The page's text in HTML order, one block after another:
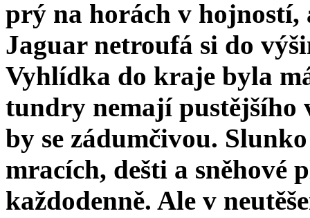
prý na horách v hojností,
Jaguar netroufá si do
Vyhlídka do kraje byla
tundry nemají pustějšího
by se zádumčivou.
mracích, dešti a sněhové
každodenně. Ale v